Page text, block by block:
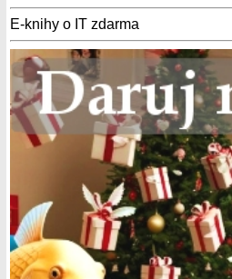
E-knihy o IT zdarma